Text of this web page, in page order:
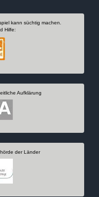
kann süchtig machen.
Hilfe:
Aufklärung
der Länder